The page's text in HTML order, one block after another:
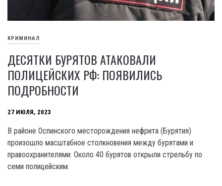
КРИМИНАЛ
ДЕСЯТКИ БУРЯТОВ АТАКОВАЛИ
ПОЛИЦЕЙСКИХ РФ: ПОЯВИЛИСЬ
ПОДРОБНОСТИ
27 ИЮЛЯ, 2023
B районе Оспинского месторождения нефрита (Бурятия)
произошло масштабное столкновения между бурятами и
правоохранителями. Около 40 бурятов открыли стрельбу по
семи полицейским.